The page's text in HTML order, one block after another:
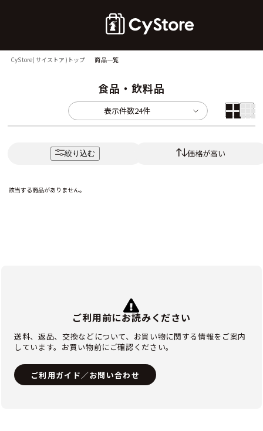
CyStore(サイストア)トップ 商品一覧
食品・飲料品
表示件数24件
絞り込む 価格が高い
該当する商品がありません。
ご利用前にお読みください
送料、返品、交換などについて、お買い物に関する情報をご案内
しています。お買い物前にご確認ください。
ご利用ガイド／お問い合わせ